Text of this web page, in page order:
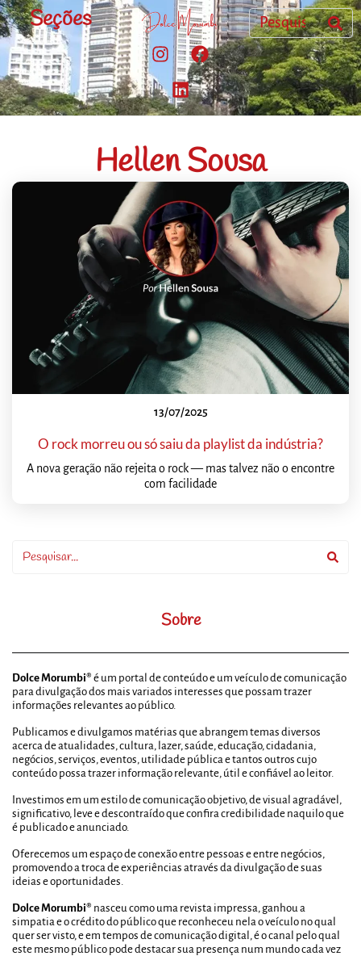
Seções
Hellen Sousa
13/07/2025
O rock morreu ou só saiu da playlist da indústria?
A nova geração não rejeita o rock — mas talvez não o encontre
com facilidade
Sobre
Dolce Morumbi® é um portal de conteúdo e um veículo de comunicação
para divulgação dos mais variados interesses que possam trazer
informações relevantes ao público.
Publicamos e divulgamos matérias que abrangem temas diversos
acerca de atualidades, cultura, lazer, saúde, educação, cidadania,
negócios, serviços, eventos, utilidade pública e tantos outros cujo
conteúdo possa trazer informação relevante, útil e confiável ao leitor.
Investimos em um estilo de comunicação objetivo, de visual agradável,
significativo, leve e descontraído que confira credibilidade naquilo que
é publicado e anunciado.
Oferecemos um espaço de conexão entre pessoas e entre negócios,
promovendo a troca de experiências através da divulgação de suas
ideias e oportunidades.
Dolce Morumbi® nasceu como uma revista impressa, ganhou a
simpatia e o crédito do público que reconheceu nela o veículo no qual
quer ser visto, e em tempos de comunicação digital, é o canal pelo qual
este mesmo público pode destacar sua presença num mundo cada vez